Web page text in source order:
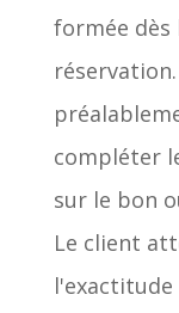
formée dès
compléter
sur le bon
Le client